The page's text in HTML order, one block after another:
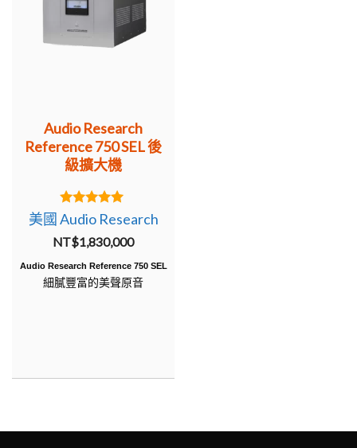
Audio Research
Reference 750 SEL 後
級擴大機
5.00
out of 5
美國 Audio Research
NT$1,830,000
Audio Research Reference 750 SEL
細膩豐富的美聲原音